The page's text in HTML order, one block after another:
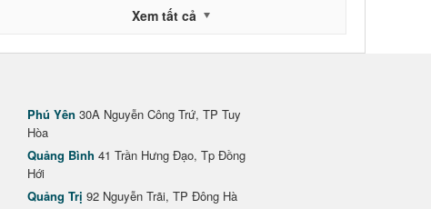
Xem tất cả
Phú Yên 30A Nguyễn Công Trứ, TP Tuy
Hòa
Quảng Bình 41 Trần Hưng Đạo, Tp Đồng
Hới
Quảng Trị 92 Nguyễn Trãi, TP Đông Hà